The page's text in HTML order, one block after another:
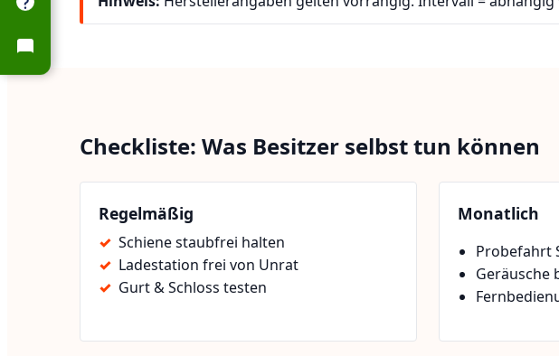
Checkliste: Was Besitzer selbst tun können
Regelmäßig
Schiene staubfrei halten
Ladestation frei von Unrat
Gurt & Schloss testen
Monatlich
Probefahrt
Geräusche